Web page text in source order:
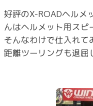
好評のX-ROADヘルメ
んはヘルメット用スピ
そんなわけで仕入れ
距離ツーリングも退屈